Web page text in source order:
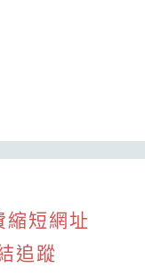
縮短網址
追蹤